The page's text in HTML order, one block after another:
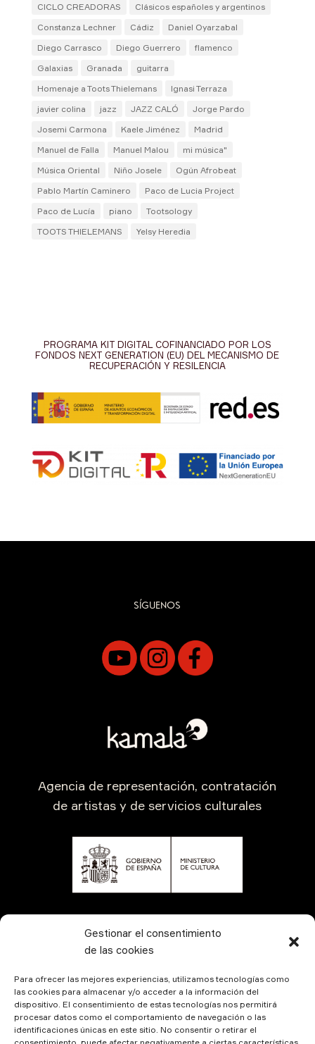
Gestionar el consentimiento
de las cookies
Para ofrecer las mejores experiencias, utilizamos tecnologías como
las cookies para almacenar y/o acceder a la información del
dispositivo. El consentimiento de estas tecnologías nos permitirá
procesar datos como el comportamiento de navegación o las
identificaciones únicas en este sitio. No consentir o retirar el
CICLO CREADORAS
Clásicos españoles y argentinos
Constanza Lechner
Cádiz
Daniel Oyarzabal
Diego Carrasco
Diego Guerrero
flamenco
Galaxias
Granada
guitarra
Homenaje a Toots Thielemans
Ignasi Terraza
javier colina
jazz JAZZ CALÓ
Jorge Pardo
Josemi Carmona
Kaele Jiménez
Madrid
Manuel de Falla
Manuel Malou
mi música"
Música Oriental
Niño Josele
Ogún Afrobeat
Pablo Martín Caminero
Paco de Lucia Project
Paco de Lucía
piano
Tootsology
TOOTS THIELEMANS
Yelsy Heredia
PROGRAMA KIT DIGITAL COFINANCIADO POR LOS
FONDOS NEXT GENERATION (EU) DEL MECANISMO DE
RECUPERACIÓN Y RESILENCIA
SÍGUENOS
Agencia de representación, contratación
de artistas y de servicios culturales